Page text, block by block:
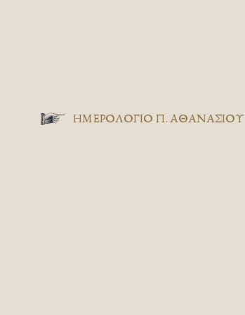
ΗΜΕΡΟΛΟΓΙΟ Π. ΑΘΑΝΑΣΙΟΥ